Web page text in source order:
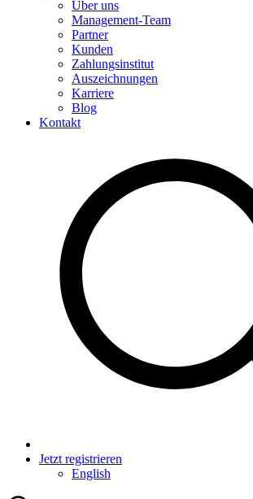
Über uns
Management-Team
Partner
Kunden
Zahlungsinstitut
Auszeichnungen
Karriere
Blog
Kontakt
Jetzt registrieren
English